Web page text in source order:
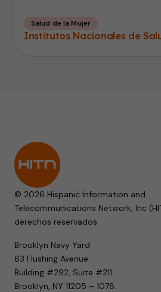
Salud de la Mujer
Institutos Nacionales de
© 2026 Hispanic Information and
Telecommunications Network, Inc
derechos reservados.
Brooklyn Navy Yard
63 Flushing Avenue
Building #292, Suite #211
Brooklyn, NY 11205 – 1078.